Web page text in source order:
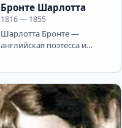
Бронте Шарлотта
1816 — 1855
Шарлотта Бронте —
английская поэтесса и